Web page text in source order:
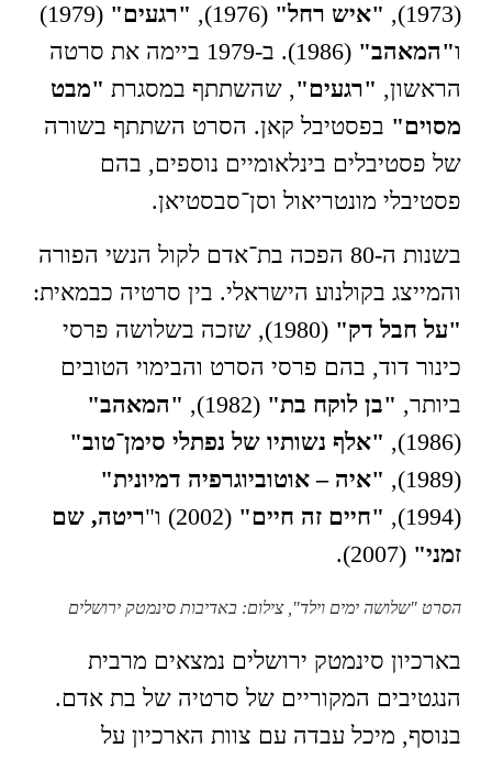
(1973),
"איש רחל" (1976), "רגעים"
(1979)
ו"המאהב"
(1986). ב-1979 ביימה את סרטה
הראשון, "רגעים", שהשתתף במסגרת "מבט
מסוים" בפסטיבל קאן. הסרט השתתף בשורה
של פסטיבלים בינלאומיים נוספים, בהם
פסטיבלי מונטריאול וסן־סבסטיאן.
בשנות ה-80 הפכה בת־אדם לקול הנשי הפורה
והמייצג בקולנוע הישראלי. בין סרטיה כבמאית:
"על חבל דק"
(1980), שזכה בשלושה פרסי
כינור דוד, בהם פרסי הסרט והבימוי הטובים
ביותר, "בן לוקח בת" (1982),
"המאהב"
(1986),
"אלף נשותיו של נפתלי סימן־טוב"
(1989),
"איה – אוטוביוגרפיה דמיונית"
(1994),
"חיים זה חיים" (2002) ו"
ריטה, שם
זמני" (2007).
הסרט "שלושה ימים וילד", צילום: באדיבות סינמטק ירושלים
בארכיון סינמטק ירושלים נמצאים מרבית
הנגטיבים המקוריים של סרטיה של בת אדם.
בנוסף, מיכל עבדה עם צוות הארכיון על